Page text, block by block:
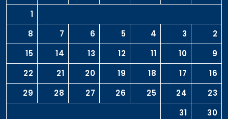
1
2
3
4
5
6
7
8
9
10
11
12
13
14
15
16
17
18
19
20
21
22
23
24
25
26
27
28
29
30
31